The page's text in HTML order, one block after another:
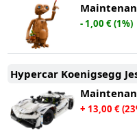
- 1,00 € (1%)
Hypercar Koenigsegg
+ 13,00 €